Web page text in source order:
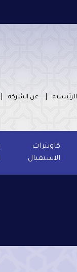
الرئيسية عن الشركة
كاونترات
الاستقبال